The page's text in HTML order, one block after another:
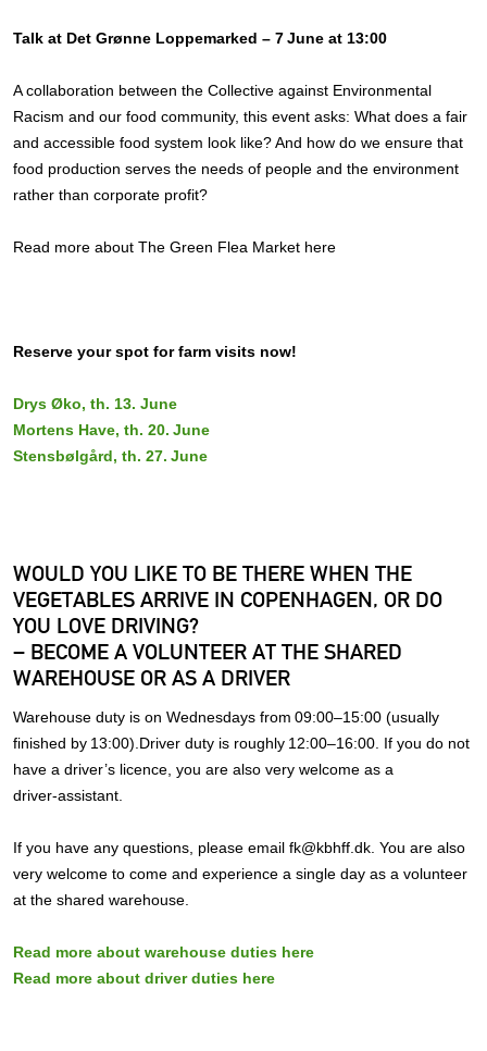
Talk at Det Grønne Loppemarked – 7 June at 13:00
A collaboration between the Collective against Environmental
Racism and our food community, this event asks: What does a fair
and accessible food system look like? And how do we ensure that
food production serves the needs of people and the environment
rather than corporate profit?
Read more about The Green Flea Market here
Reserve your spot for farm visits now!
Drys Øko, th. 13. June
Mortens Have, th. 20. June
Stensbølgård, th. 27. June
WOULD YOU LIKE TO BE THERE WHEN THE
VEGETABLES ARRIVE IN COPENHAGEN, OR DO
YOU LOVE DRIVING?
– BECOME A VOLUNTEER AT THE SHARED
WAREHOUSE OR AS A DRIVER
Warehouse duty is on Wednesdays from 09:00–15:00 (usually
finished by 13:00).Driver duty is roughly 12:00–16:00. If you do not
have a driver’s licence, you are also very welcome as a
driver‑assistant.
If you have any questions, please email fk@kbhff.dk. You are also
very welcome to come and experience a single day as a volunteer
at the shared warehouse.
Read more about warehouse duties here
Read more about driver duties here